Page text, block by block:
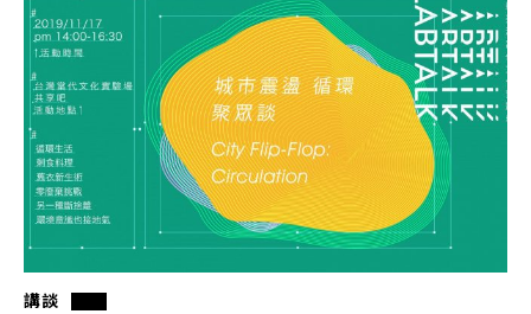
講談